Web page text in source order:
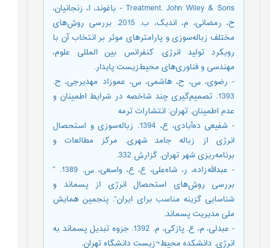
Treatment. John Wiley & Sons - باغوند، ا، زنجانیان،
ح، رمضانی، م، اندیک، ب. 2015. بررسی روش‌های
مختلف زباله‌سوزی و پارامترهای موثر بر انتخاب آن با
رویکرد تولید انرژی. کنفرانس بین المللی علوم،
مهندسی و فناوری‌های محیط‌زیست پایدار.
- رضوی، س، ح، هاشمی، س، عموزاد مهدیرجی، ح.
1393. تصمیم‌گیری چند شاخصه در شرایط اطمینان و
عدم اطمینان. تهران: انتشارات ترمه
- شفیعی ده‌آبادی، ع، 1394. زباله‌سوزی و استحصال
انرژی از زباله‌ جامد شهری. مرکز مطالعات و
برنامه‌ریزی شهر تهران. گزارش 332.
- عبدالله‌زاده، ر، شاه‌علی، ع، ع، واسعی، س. 1389. ”
بررسی روش‌های استحصال انرژی از پسماند و
شناسایی گزینه مناسب برای ایران“. پنجمین همایش
ملی مدیریت پسماند.
- عبدلی، م، ع. پازکی، م. 1392. جزوه تبدیل پسماند به
انرژی. دانشکده محیط¬زیست دانشگاه تهران.